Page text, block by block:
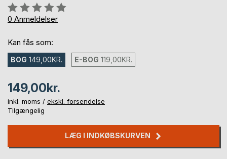
Anmeldelse::
0%
0 Anmeldelser
Kan fås som:
BOG 149,00KR. E-BOG 119,00KR.
149,00kr.
inkl. moms / ekskl. forsendelse
Tilgængelig
LÆG I INDKØBSKURVEN